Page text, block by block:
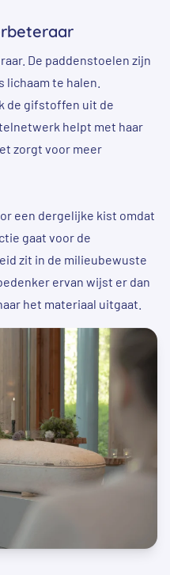
De paddenstoelen zijn
te halen.
de gifstoffen uit de
helpt met haar
zorgt voor meer
een dergelijke kist omdat
gaat voor de
zit in de milieubewuste
ervan wijst er dan
het materiaal uitgaat.